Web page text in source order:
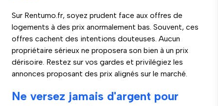
Sur Rentumo.fr, soyez prudent face aux offres de
logements à des prix anormalement bas. Souvent, ces
offres cachent des intentions douteuses. Aucun
propriétaire sérieux ne proposera son bien à un prix
dérisoire. Restez sur vos gardes et privilégiez les
annonces proposant des prix alignés sur le marché.
Ne versez jamais d'argent pour